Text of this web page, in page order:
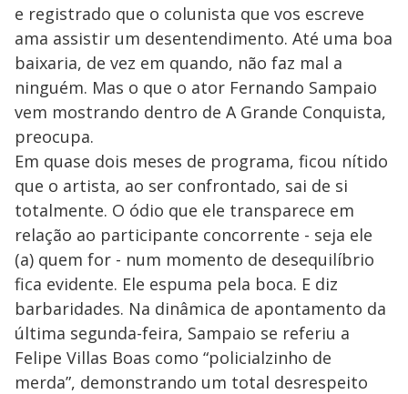
e registrado que o colunista que vos escreve
ama assistir um desentendimento. Até uma boa
baixaria, de vez em quando, não faz mal a
ninguém. Mas o que o ator Fernando Sampaio
vem mostrando dentro de A Grande Conquista,
preocupa.
Em quase dois meses de programa, ficou nítido
que o artista, ao ser confrontado, sai de si
totalmente. O ódio que ele transparece em
relação ao participante concorrente - seja ele
(a) quem for - num momento de desequilíbrio
fica evidente. Ele espuma pela boca. E diz
barbaridades. Na dinâmica de apontamento da
última segunda-feira, Sampaio se referiu a
Felipe Villas Boas como “policialzinho de
merda”, demonstrando um total desrespeito